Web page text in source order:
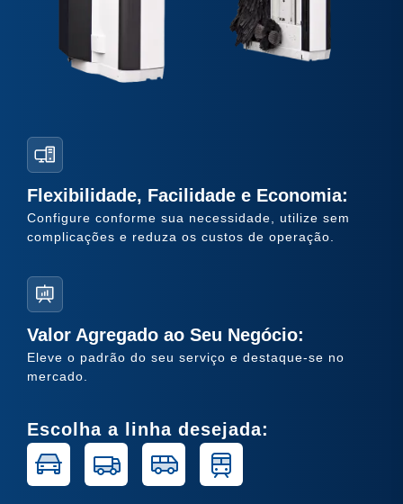
Flexibilidade, Facilidade e Economia:
Configure conforme sua necessidade, utilize sem
complicações e reduza os custos de operação.
Valor Agregado ao Seu Negócio:
Eleve o padrão do seu serviço e destaque-se no
mercado.
Escolha a linha desejada: